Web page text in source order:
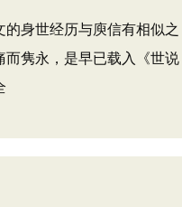
身世经历与庾信有相似之
隽永，是早已载入《世说